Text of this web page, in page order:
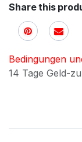
Share this
Bedingungen
14 Tage Geld-